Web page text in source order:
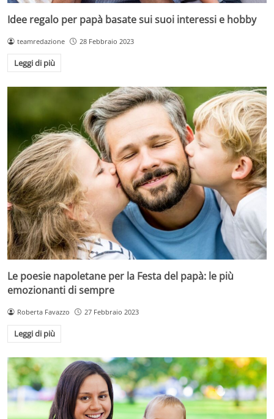
Idee regalo per papà basate sui suoi interessi e hobby
teamredazione 28 Febbraio 2023
Leggi di più
Le poesie napoletane per la Festa del papà: le più
emozionanti di sempre
Roberta Favazzo 27 Febbraio 2023
Leggi di più